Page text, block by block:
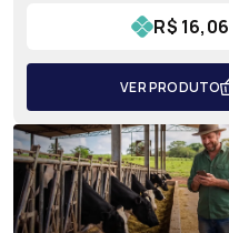
R$ 16,06
VER PRODUTO